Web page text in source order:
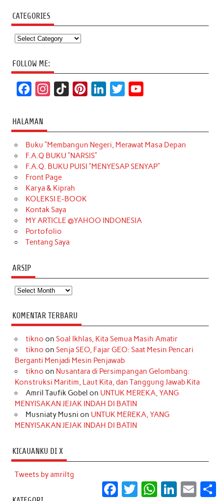
CATEGORIES
Categories
FOLLOW ME:
c
e
b
o
o
k
t
a
g
r
a
m
T
o
k
t
e
r
k
e
d
t
t
e
T
u
b
HALAMAN
Buku “Membangun Negeri, Merawat Masa Depan
F.A.Q BUKU “NARSIS”
F.A.Q. BUKU PUISI “MENYESAP SENYAP”
Front Page
Karya & Kiprah
KOLEKSI E-BOOK
Kontak Saya
MY ARTICLE @YAHOO INDONESIA
Portofolio
Tentang Saya
ARSIP
Arsip
KOMENTAR TERBARU
tikno on Soal Ikhlas, Kita Semua Masih Amatir
tikno on Senja SEO, Fajar GEO: Saat Mesin Pencari
Berganti Menjadi Mesin Penjawab
tikno on Nusantara di Persimpangan Gelombang:
Konstruksi Maritim, Laut Kita, dan Tanggung Jawab Kita
Amril Taufik Gobel on UNTUK MEREKA, YANG
MENYISAKAN JEJAK INDAH DI BATIN
Musniaty Musni on UNTUK MEREKA, YANG
MENYISAKAN JEJAK INDAH DI BATIN
KICAUANKU DI X
Tweets by amriltg
Facebook
Twitter WhatsApp
LinkedInEmail